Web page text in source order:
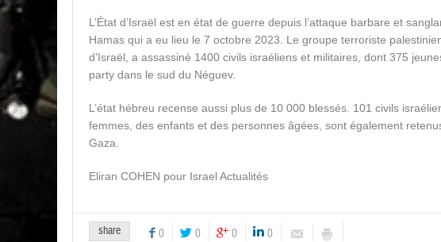
L’État d’Israël est en état de guerre depuis l’attaque barbare et
Hamas qui a eu lieu le 7 octobre 2023. Le groupe terroriste
d’Israël, a assassiné 1400 civils israéliens et militaires, dont 375
party dans le sud du Néguev.
L’état hébreu recense aussi plus de 10 000 blessés. 101 civils
femmes, des enfants et des personnes âgées, sont également
Gaza.
Eliran COHEN pour Israel Actualités
share 0 0 0 0